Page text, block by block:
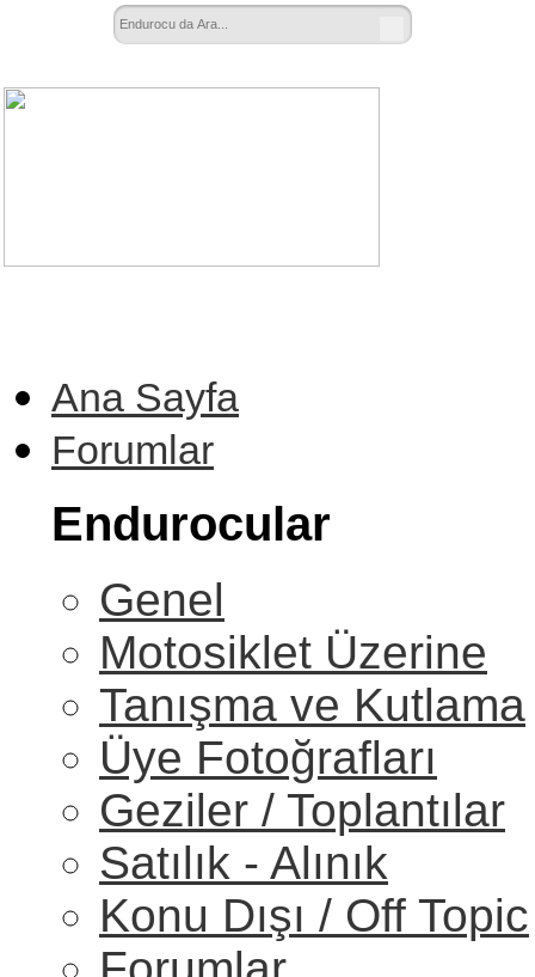
Ana Sayfa
Forumlar
Endurocular
Genel
Motosiklet Üzerine
Tanışma ve Kutlama
Üye Fotoğrafları
Geziler / Toplantılar
Satılık - Alınık
Konu Dışı / Off Topic